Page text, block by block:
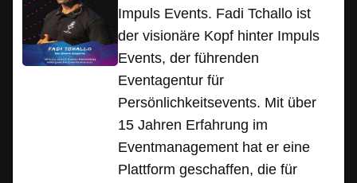
Impuls Events. Fadi Tchallo ist
der visionäre Kopf hinter Impuls
Events, der führenden
Eventagentur für
Persönlichkeitsevents. Mit über
15 Jahren Erfahrung im
Eventmanagement hat er eine
Plattform geschaffen, die für